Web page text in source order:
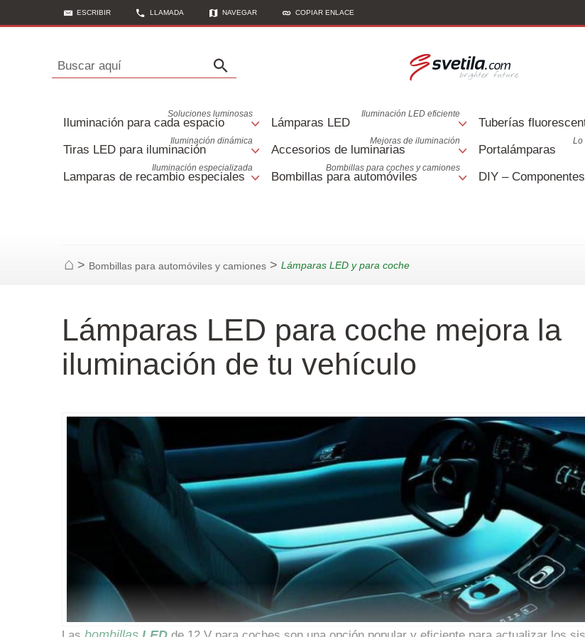
ESCRIBIR LLAMADA NAVEGAR COPIAR ENLACE
Buscar aquí
Iluminación para cada espacio
Soluciones luminosas
Lámparas LED
Iluminación LED eficiente
Tuberías
Tiras LED para iluminación
Iluminación dinámica
Accesorios de luminarias
Mejoras de iluminación
Portalámparas
Lo
Lamparas de recambio especiales
Iluminación especializada
Bombillas para automóviles
Bombillas para coches y camiones
DIY –
Página de inicio
> Bombillas para automóviles y camiones > Lámparas LED y para coche
Lámparas LED para coche mejora la
iluminación de tu vehículo